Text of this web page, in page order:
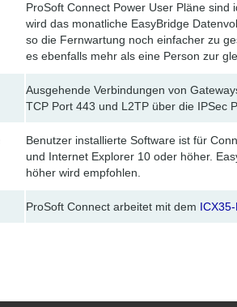
ProSoft Connect Power User Pläne
wird das monatliche EasyBridge
so die Fernwartung noch einfacher zu
es ebenfalls mehr als eine Person zur
Ausgehende Verbindungen von
TCP Port 443 und L2TP über die IPSec
Benutzer installierte Software ist für
und Internet Explorer 10 oder höher.
höher wird empfohlen.
ProSoft Connect arbeitet mit dem